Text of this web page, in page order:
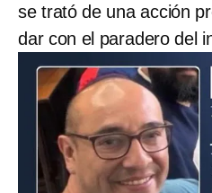
se trató de una acción
dar con el paradero del